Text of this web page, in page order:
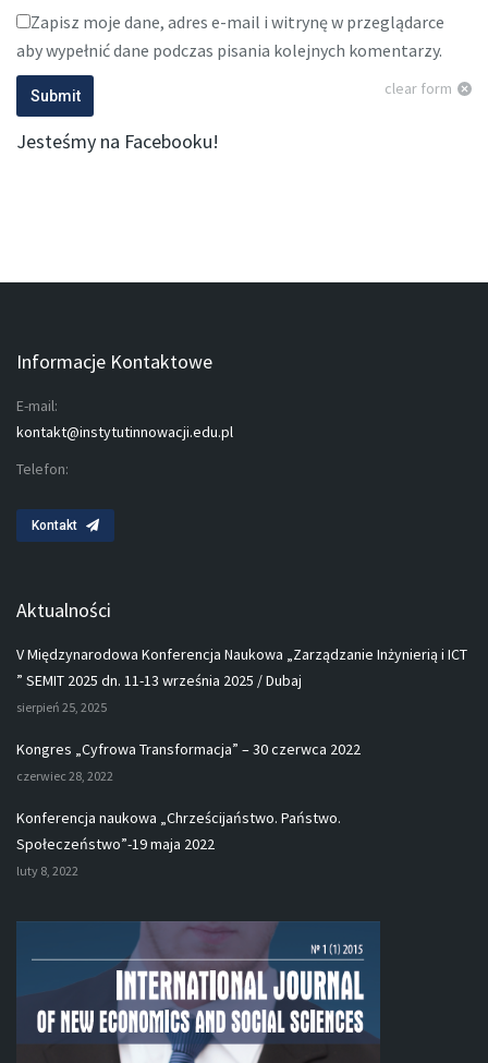
Zapisz moje dane, adres e-mail i witrynę w przeglądarce
aby wypełnić dane podczas pisania kolejnych komentarzy.
clear form
Submit
Jesteśmy na Facebooku!
Informacje Kontaktowe
E-mail:
kontakt@instytutinnowacji.edu.pl
Telefon:
Kontakt
Aktualności
V Międzynarodowa Konferencja Naukowa „Zarządzanie Inżynierią i ICT
” SEMIT 2025 dn. 11-13 września 2025 / Dubaj
sierpień 25, 2025
Kongres „Cyfrowa Transformacja” – 30 czerwca 2022
czerwiec 28, 2022
Konferencja naukowa „Chrześcijaństwo. Państwo.
Społeczeństwo”-19 maja 2022
luty 8, 2022